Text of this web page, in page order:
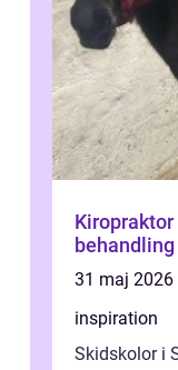
Kiropraktor häst
31 maj 2026
inspiration
Skidskolor i